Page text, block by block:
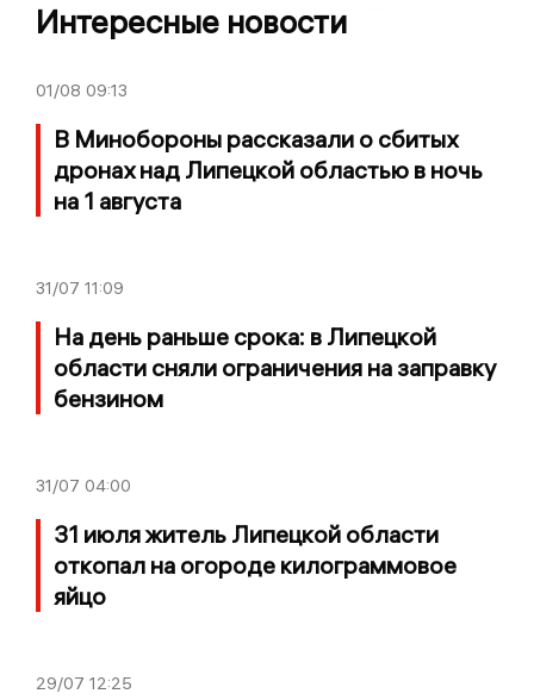
Интересные новости
01/08 09:13
В Минобороны рассказали о сбитых
дронах над Липецкой областью в ночь
на 1 августа
31/07 11:09
На день раньше срока: в Липецкой
области сняли ограничения на заправку
бензином
31/07 04:00
31 июля житель Липецкой области
откопал на огороде килограммовое
яйцо
29/07 12:25